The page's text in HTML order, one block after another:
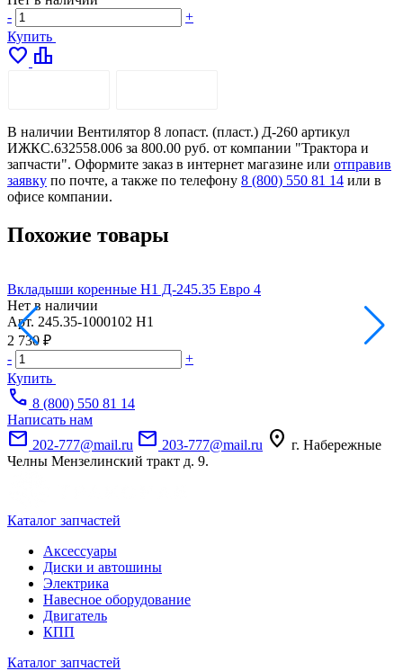
-
+
Купить
favorite leaderboard
В наличии Вентилятор 8 лопаст. (пласт.) Д-260 артикул
ИЖКС.632558.006 за 800.00 руб. от компании "Трактора и
запчасти". Оформите заказ в интернет магазине или отправив
заявку по почте, а также по телефону 8 (800) 550 81 14 или в
офисе компании.
Похожие товары
Вкладыши коренные Н1 Д-245.35 Евро 4
Нет в наличии
Арт. 245.35-1000102 Н1
2 730 ₽
-
+
Купить
call 8 (800) 550 81 14
Написать нам
mail 202-777@mail.ru mail 203-777@mail.ru location_on г. Набережные
Челны Мензелинский тракт д. 9.
Каталог запчастей
Аксессуары
Диски и автошины
Электрика
Навесное оборудование
Двигатель
КПП
Каталог запчастей